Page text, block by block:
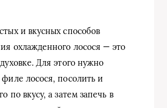
и вкусных способов
охлажденного лосося — это
Для этого нужно
филе лосося, посолить и
по вкусу, а затем запечь в